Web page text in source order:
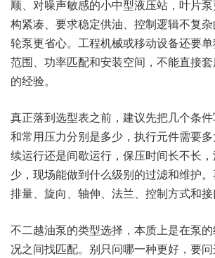
顺、对噪声敏感的小中型液压站，叶片
构紧凑、要求稳定供油、控制逻辑不复
轮泵更省心。工程机械或移动设备还要
范围、功率匹配和安装空间，不能直接
的经验。
真正落到选型表之前，建议先把几个条
和常用压力分别是多少，执行元件需要
续运行还是间歇运行，保压时间长不长
少，现场能做到什么级别的过滤和维护。
排量、旋向、轴伸、法兰、控制方式和接
不二越油泵的类型选择，本质上是在泵
况之间找匹配。别只问哪一种更好，要